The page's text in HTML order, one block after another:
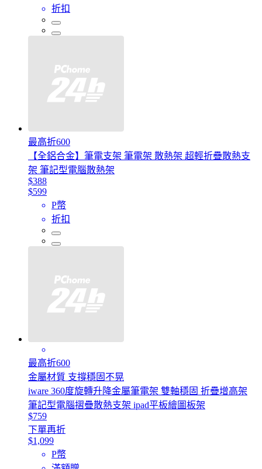
折扣
最高折600
【全鋁合金】筆電支架 筆電架 散熱架 超輕折疊散熱支
架 筆記型電腦散熱架
$388
$599
P幣
折扣
最高折600
金屬材質 支撐穩固不晃
iware 360度旋轉升降金屬筆電架 雙軸穩固 折疊增高架
筆記型電腦摺疊散熱支架 ipad平板繪圖板架
$759
下單再折
$1,099
P幣